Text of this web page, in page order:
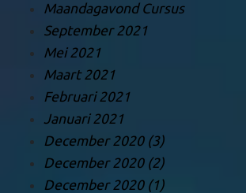
Maandagavond Cursus
September 2021
Mei 2021
Maart 2021
Februari 2021
Januari 2021
December 2020 (3)
December 2020 (2)
December 2020 (1)